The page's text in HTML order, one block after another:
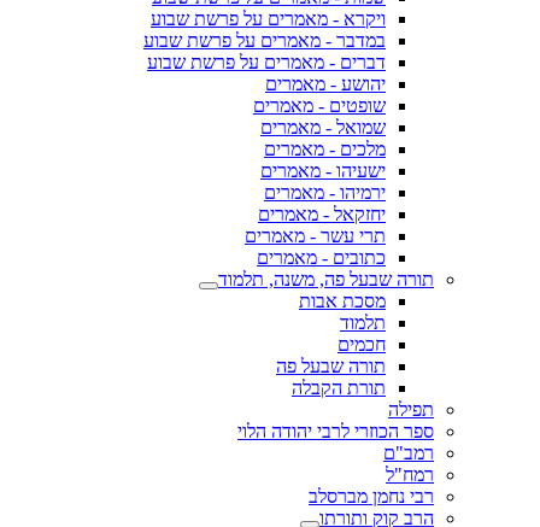
ויקרא - מאמרים על פרשת שבוע
במדבר - מאמרים על פרשת שבוע
דברים - מאמרים על פרשת שבוע
יהושע - מאמרים
שופטים - מאמרים
שמואל - מאמרים
מלכים - מאמרים
ישעיהו - מאמרים
ירמיהו - מאמרים
יחזקאל - מאמרים
תרי עשר - מאמרים
כתובים - מאמרים
תורה שבעל פה, משנה, תלמוד
מסכת אבות
תלמוד
חכמים
תורה שבעל פה
תורת הקבלה
תפילה
ספר הכוזרי לרבי יהודה הלוי
רמב"ם
רמח"ל
רבי נחמן מברסלב
הרב קוק ותורתו